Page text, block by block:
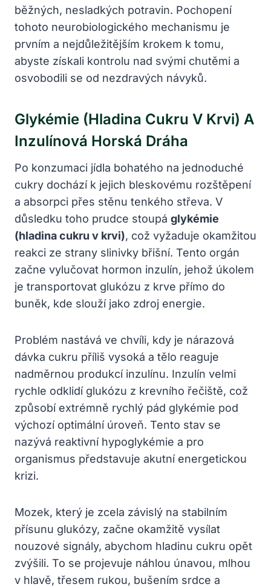
běžných, nesladkých potravin. Pochopení
tohoto neurobiologického mechanismu je
prvním a nejdůležitějším krokem k tomu,
abyste získali kontrolu nad svými chutěmi a
osvobodili se od nezdravých návyků.
Glykémie (hladina Cukru V Krvi) A
Inzulínová Horská Dráha
Po konzumaci jídla bohatého na jednoduché
cukry dochází k jejich bleskovému rozštěpení
a absorpci přes stěnu tenkého střeva. V
důsledku toho prudce stoupá glykémie
(hladina cukru v krvi), což vyžaduje okamžitou
reakci ze strany slinivky břišní. Tento orgán
začne vylučovat hormon inzulín, jehož úkolem
je transportovat glukózu z krve přímo do
buněk, kde slouží jako zdroj energie.
Problém nastává ve chvíli, kdy je nárazová
dávka cukru příliš vysoká a tělo reaguje
nadměrnou produkcí inzulínu. Inzulín velmi
rychle odklidí glukózu z krevního řečiště, což
způsobí extrémně rychlý pád glykémie pod
výchozí optimální úroveň. Tento stav se
nazývá reaktivní hypoglykémie a pro
organismus představuje akutní energetickou
krizi.
Mozek, který je zcela závislý na stabilním
přísunu glukózy, začne okamžitě vysílat
nouzové signály, abychom hladinu cukru opět
zvýšili. To se projevuje náhlou únavou, mlhou
v hlavě, třesem rukou, bušením srdce a